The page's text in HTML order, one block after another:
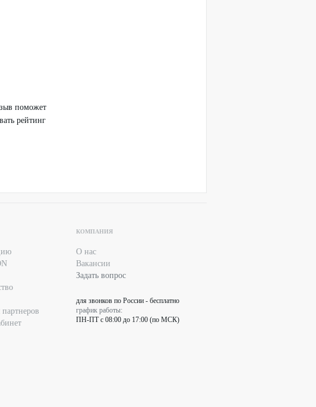
поможет
рейтинг
КОМПАНИЯ
О нас
Вакансии
Задать вопрос
для звонков по России - бесплатно
график работы:
ПН-ПТ с 08:00 до 17:00 (по МСК)